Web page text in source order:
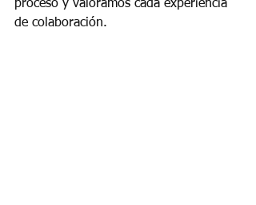
proceso y valoramos cada experiencia
de colaboración.